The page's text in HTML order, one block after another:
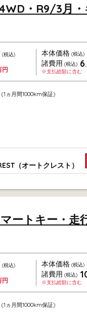
・R9/3月・
(1ヵ月間1000km保証)
(税込)
円
本体価格(税込)
諸費用 (税込) 6
※支払総額に含む
（オートクレスト）
トキー・走
(1ヵ月間1000km保証)
(税込)
円
本体価格(税込)
諸費用 (税込)
※支払総額に含む